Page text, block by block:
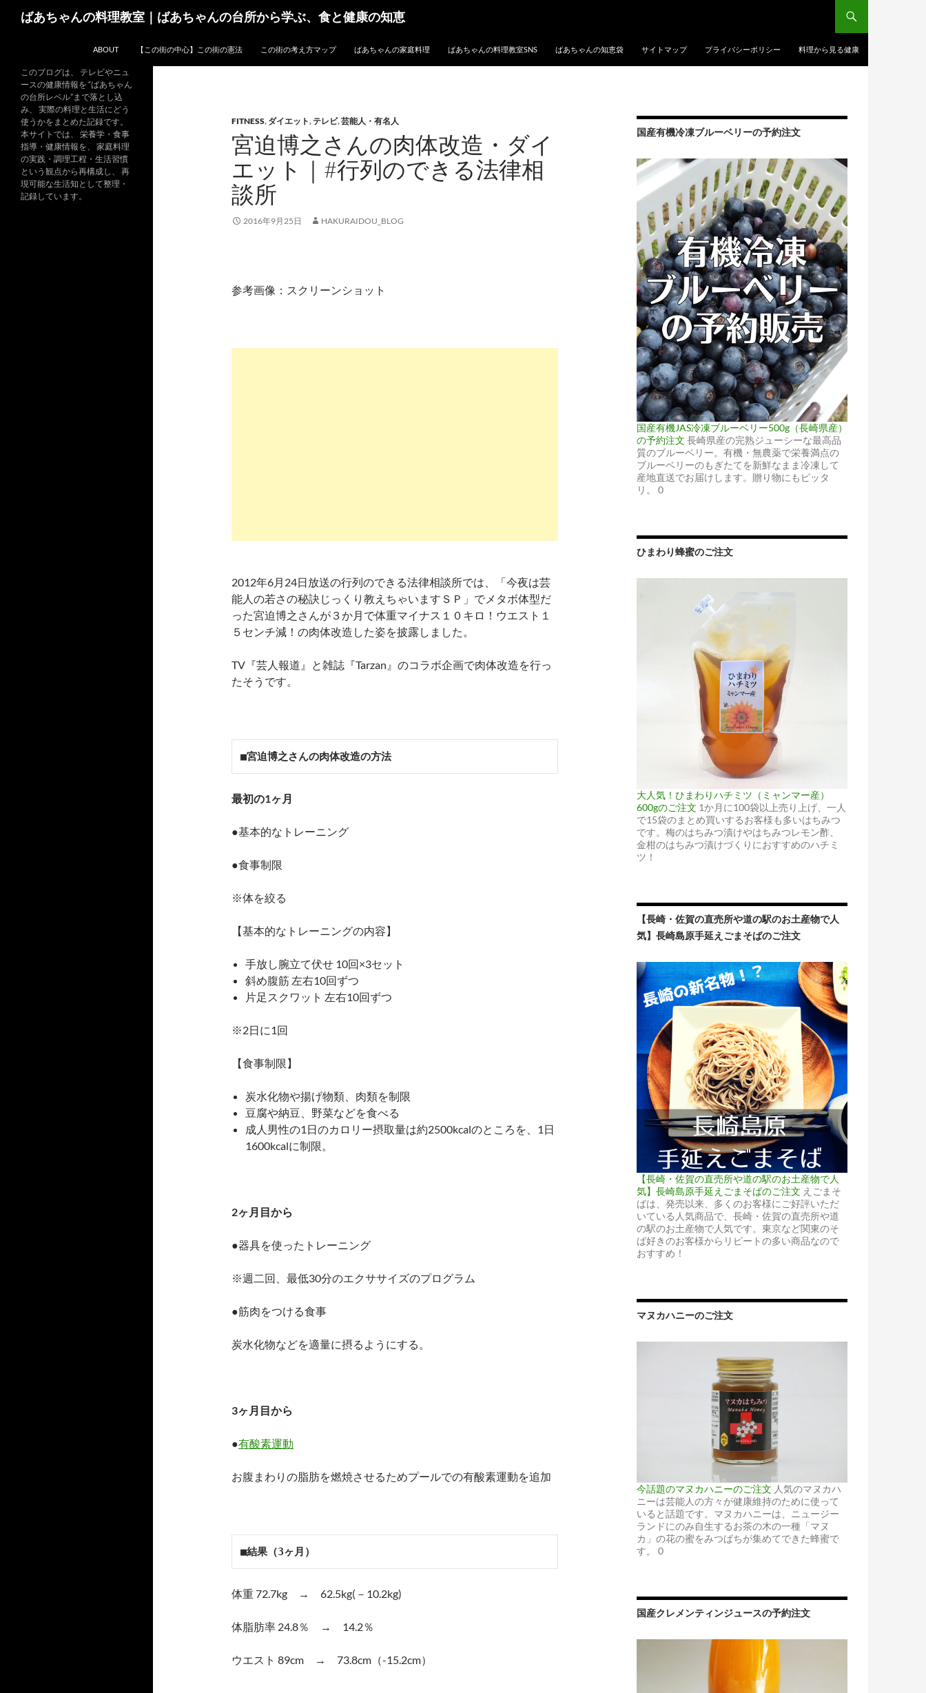
ばあちゃんの料理教室｜ばあちゃんの台所から学ぶ、食と健康の知恵
ABOUT 【この街の中心】この街の憲法 この街の考え方マップ ばあちゃんの家庭料理 ばあちゃんの料理教室SNS ばあちゃんの知恵袋 サイトマップ プライバシーポリシー 料理から見る健康
FITNESS, ダイエット,テレビ,芸能人・有名人
宮迫博之さんの肉体改造・ダイ
エット｜#行列のできる法律相
談所
2016年9月25日 HAKURAIDOU_BLOG
参考画像：スクリーンショット
2012年6月24日放送の行列のできる法律相談所では、「今夜は芸
能人の若さの秘訣じっくり教えちゃいますＳＰ」でメタボ体型だ
った宮迫博之さんが３か月で体重マイナス１０キロ！ウエスト１
５センチ減！の肉体改造した姿を披露しました。
TV『芸人報道』と雑誌『Tarzan』のコラボ企画で肉体改造を行っ
たそうです。
■宮迫博之さんの肉体改造の方法
最初の1ヶ月
●基本的なトレーニング
●食事制限
※体を絞る
【基本的なトレーニングの内容】
手放し腕立て伏せ 10回×3セット
斜め腹筋 左右10回ずつ
片足スクワット 左右10回ずつ
※2日に1回
【食事制限】
炭水化物や揚げ物類、肉類を制限
豆腐や納豆、野菜などを食べる
成人男性の1日のカロリー摂取量は約2500kcalのところを、1日
1600kcalに制限。
2ヶ月目から
●器具を使ったトレーニング
※週二回、最低30分のエクササイズのプログラム
●筋肉をつける食事
炭水化物などを適量に摂るようにする。
3ヶ月目から
●有酸素運動
お腹まわりの脂肪を燃焼させるためプールでの有酸素運動を追加
■結果（3ヶ月）
体重 72.7kg → 62.5kg(－10.2kg)
体脂肪率 24.8％ → 14.2％
ウエスト 89cm → 73.8cm（-15.2cm）
国産有機冷凍ブルーベリーの予約注文
国産有機JAS冷凍ブルーベリー500g（長崎県産）
の予約注文 長崎県産の完熟ジューシーな最高品
質のブルーベリー。有機・無農薬で栄養満点の
ブルーベリーのもぎたてを新鮮なまま冷凍して
産地直送でお届けします。贈り物にもピッタ
リ。 0
ひまわり蜂蜜のご注文
大人気！ひまわりハチミツ（ミャンマー産）
600gのご注文 1か月に100袋以上売り上げ、一人
で15袋のまとめ買いするお客様も多いはちみつ
です。梅のはちみつ漬けやはちみつレモン酢、
金柑のはちみつ漬けづくりにおすすめのハチミ
ツ！
【長崎・佐賀の直売所や道の駅のお土産物で人
気】長崎島原手延えごまそばのご注文
【長崎・佐賀の直売所や道の駅のお土産物で人
気】長崎島原手延えごまそばのご注文 えごまそ
ばは、発売以来、多くのお客様にご好評いただ
いている人気商品で、長崎・佐賀の直売所や道
の駅のお土産物で人気です。東京など関東のそ
ば好きのお客様からリピートの多い商品なので
おすすめ！
マヌカハニーのご注文
今話題のマヌカハニーのご注文 人気のマヌカハ
ニーは芸能人の方々が健康維持のために使って
いると話題です。マヌカハニーは、ニュージー
ランドにのみ自生するお茶の木の一種「マヌ
カ」の花の蜜をみつばちが集めてできた蜂蜜で
す。 0
国産クレメンティンジュースの予約注文
このブログは、 テレビやニュ
ースの健康情報を “ばあちゃん
の台所レベル”まで落とし込
み、 実際の料理と生活にどう
使うかをまとめた記録です。
本サイトでは、 栄養学・食事
指導・健康情報を、 家庭料理
の実践・調理工程・生活習慣
という観点から再構成し、 再
現可能な生活知として整理・
記録しています。